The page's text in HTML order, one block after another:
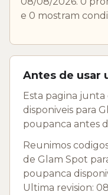
e 0 mostram
Antes de usar
Esta pagina
disponiveis para
poupanca antes
Reunimos
de Glam Spot
poupanca
Ultima revision: